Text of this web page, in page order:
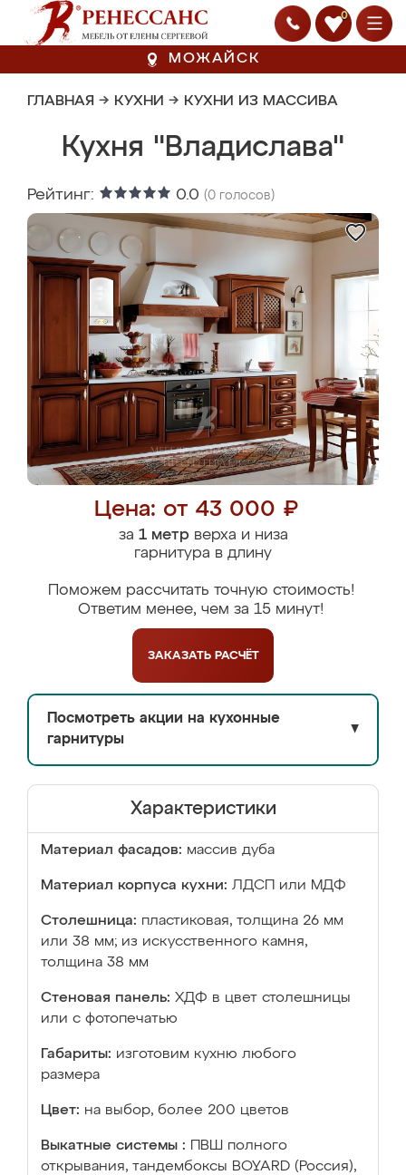
0
МОЖАЙСК
ГЛАВНАЯ → КУХНИ → КУХНИ ИЗ МАССИВА
Кухня "Владислава"
Рейтинг: 0.0 (0 голосов)
Цена: от 43 000 ₽
за 1 метрверха и низа
гарнитура в длину
Поможем рассчитать точную стоимость!
Ответим менее, чем за 15 минут!
ЗАКАЗАТЬ РАСЧЁТ
Посмотреть акции на кухонные
гарнитуры
▼
Характеристики
Материал фасадов: массив дуба
Материал корпуса кухни: ЛДСП или МДФ
Столешница: пластиковая, толщина 26 мм
или 38 мм; из искусственного камня,
толщина 38 мм
Стеновая панель: ХДФ в цвет столешницы
или с фотопечатью
Габариты: изготовим кухню любого
размера
Цвет: на выбор, более 200 цветов
Выкатные системы :
ПВШ полного
открывания, тандембоксы BOYARD (Россия),